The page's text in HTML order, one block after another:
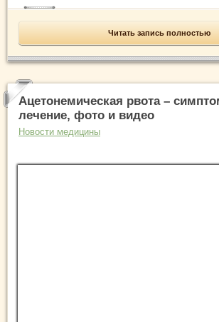
Читать запись полностью
Ацетонемическая рвота –
лечение, фото и видео
Новости медицины